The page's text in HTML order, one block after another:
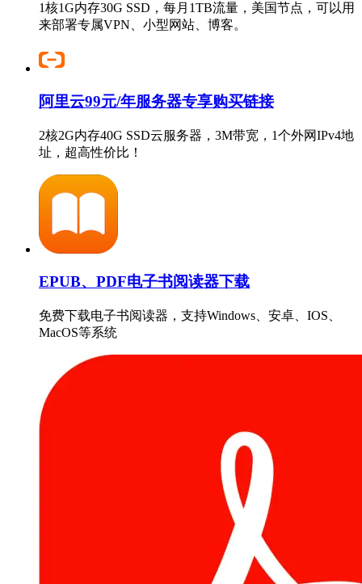
1核1G内存30G SSD，每月1TB流量，美国节点，可以用
来部署专属VPN、小型网站、博客。
阿里云99元/年服务器专享购买链接
2核2G内存40G SSD云服务器，3M带宽，1个外网IPv4地
址，超高性价比！
EPUB、PDF电子书阅读器下载
免费下载电子书阅读器，支持Windows、安卓、IOS、
MacOS等系统